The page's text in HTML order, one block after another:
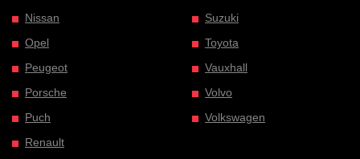
Nissan
Opel
Peugeot
Porsche
Puch
Renault
Suzuki
Toyota
Vauxhall
Volvo
Volkswagen